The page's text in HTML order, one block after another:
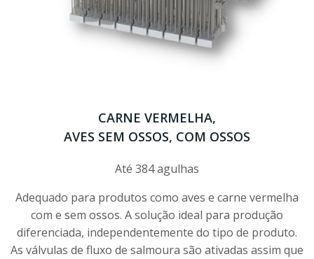
CARNE VERMELHA,
AVES SEM OSSOS, COM OSSOS
Até 384 agulhas
Adequado para produtos como aves e carne vermelha
com e sem ossos. A solução ideal para produção
diferenciada, independentemente do tipo de produto.
As válvulas de fluxo de salmoura são ativadas assim que